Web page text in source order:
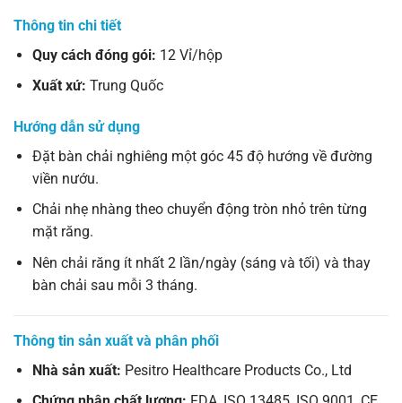
Thông tin chi tiết
Quy cách đóng gói: 12 Vỉ/hộp
Xuất xứ: Trung Quốc
Hướng dẫn sử dụng
Đặt bàn chải nghiêng một góc 45 độ hướng về đường
viền nướu.
Chải nhẹ nhàng theo chuyển động tròn nhỏ trên từng
mặt răng.
Nên chải răng ít nhất 2 lần/ngày (sáng và tối) và thay
bàn chải sau mỗi 3 tháng.
Thông tin sản xuất và phân phối
Nhà sản xuất: Pesitro Healthcare Products Co., Ltd